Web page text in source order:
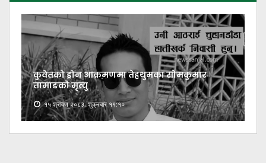
कुवेतको ड्रोन आक्रमणमा तेह्रथुमका सोमकुमार
तामाङको मृत्यु
१५ श्रावण २०८३, शुक्रबार १९:१०